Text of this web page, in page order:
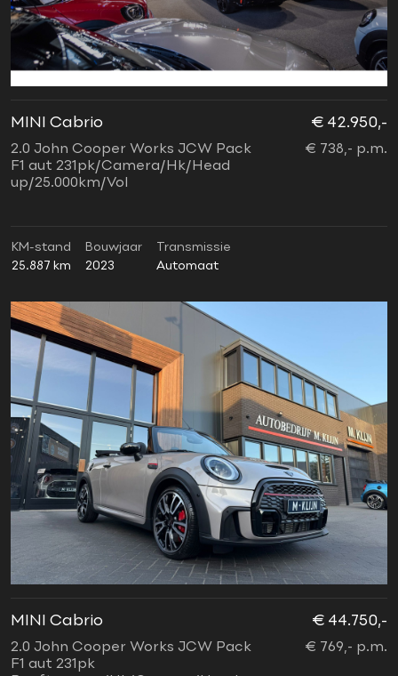
MINI Cabrio
2.0 John Cooper Works JCW Pack
F1 aut 231pk/Camera/Hk/Head
up/25.000km/Vol
€ 42.950,-
€ 738,- p.m.
KM-stand
25.887 km
Bouwjaar
2023
Transmissie
Automaat
MINI Cabrio
2.0 John Cooper Works JCW Pack
F1 aut 231pk
€ 44.750,-
€ 769,- p.m.